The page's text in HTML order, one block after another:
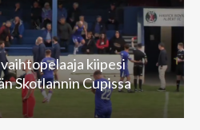
kiipesi
Skotlannin Cupissa